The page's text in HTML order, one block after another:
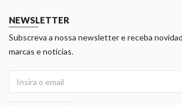
NEWSLETTER
Subscreva a nossa newsletter e receba
marcas e noticias.